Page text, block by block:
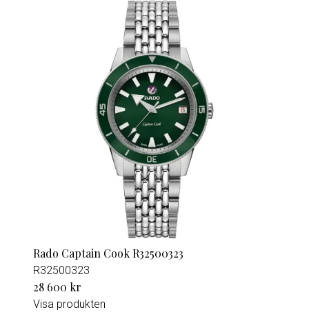
Rado Captain Cook R32500323
R32500323
28 600 kr
Visa produkten